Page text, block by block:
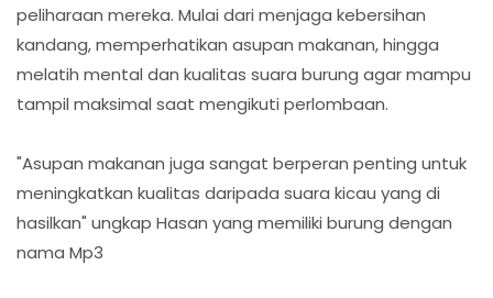
peliharaan mereka. Mulai dari menjaga kebersihan
kandang, memperhatikan asupan makanan, hingga
melatih mental dan kualitas suara burung agar mampu
tampil maksimal saat mengikuti perlombaan.
"Asupan makanan juga sangat berperan penting untuk
meningkatkan kualitas daripada suara kicau yang di
hasilkan" ungkap Hasan yang memiliki burung dengan
nama Mp3